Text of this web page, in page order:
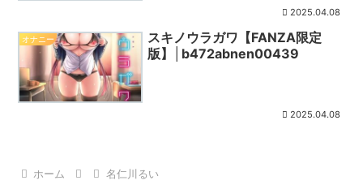
2025.04.08
オナニー
スキノウラガワ【FANZA限定
版】│b472abnen00439
2025.04.08
ホーム 名仁川るい